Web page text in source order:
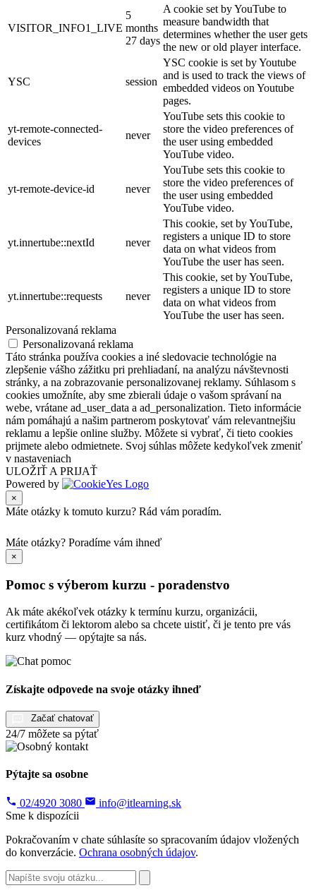
VISITOR_INFO1_LIVE
5
months
27 days
A cookie set by YouTube to
measure bandwidth that
determines whether the user gets
the new or old player interface.
YSC session
YSC cookie is set by Youtube
and is used to track the views of
embedded videos on Youtube
pages.
yt-remote-connected-
devices
never
YouTube sets this cookie to
store the video preferences of
the user using embedded
YouTube video.
yt-remote-device-id never
YouTube sets this cookie to
store the video preferences of
the user using embedded
YouTube video.
yt.innertube::nextId never
This cookie, set by YouTube,
registers a unique ID to store
data on what videos from
YouTube the user has seen.
yt.innertube::requests never
This cookie, set by YouTube,
registers a unique ID to store
data on what videos from
YouTube the user has seen.
Personalizovaná reklama
Personalizovaná reklama
Táto stránka používa cookies a iné sledovacie technológie na
zlepšenie vášho zážitku pri prehliadaní, na analýzu návštevnosti
stránky, a na zobrazovanie personalizovanej reklamy. Súhlasom s
cookies umožníte, aby sme zbierali údaje o vašom správaní na
webe, vrátane ad_user_data a ad_personalization. Tieto informácie
nám pomáhajú a našim partnerom poskytovať vám relevantnejšiu
reklamu a lepšie online služby. Môžete si vybrať, či tieto cookies
prijmete alebo odmietnete. Svoj súhlas môžete kedykoľvek zmeniť
v nastaveniach
ULOŽIŤ A PRIJAŤ
Powered by
×
Máte otázky k tomuto kurzu? Rád vám poradím.
Máte otázky? Poradíme vám ihneď
×
Pomoc s výberom kurzu - poradenstvo
Ak máte akékoľvek otázky k termínu kurzu, organizácii,
certifikátom či lektorom alebo sa chcete uistiť, či je tento pre vás
kurz vhodný — opýtajte sa nás.
Získajte odpovede na svoje otázky ihneď
Začať chatovať
24/7 môžete sa pýtať
Pýtajte sa osobne
02/4920 3080
info@itlearning.sk
Sme k dispozícii
Pokračovaním v chate súhlasíte so spracovaním údajov vložených
do konverzácie. Ochrana osobných údajov.